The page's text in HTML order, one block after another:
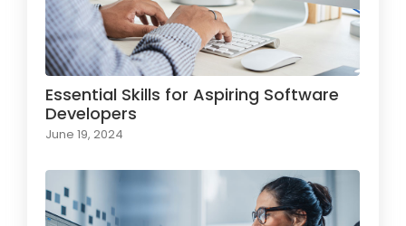
Essential Skills for Aspiring Software
Developers
June 19, 2024